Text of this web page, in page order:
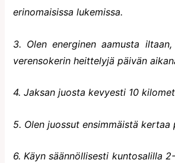
erinomaisissa lukemissa.
3. Olen energinen aamusta
verensokerin heittelyjä päivän
4. Jaksan juosta kevyesti 10
5. Olen juossut ensimmäistä kertaa
6. Käyn säännöllisesti kuntosalilla